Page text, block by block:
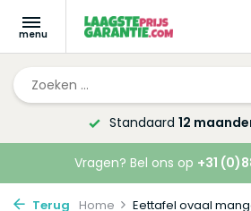
Altijd de laagste
Vragen? Bel ons op +31
Terug Home Eettafel ovaal